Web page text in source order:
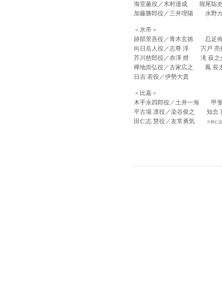
海堂薫役／木村達成 堀尾聡史
加藤勝郎役／三井理陽 水野カ
＜氷帝＞
跡部景吾役／青木玄徳 忍足侑
向日岳人役／志尊 淳 宍戸 亮
芥川慈郎役／赤澤 燈 滝 萩之
樺地崇弘役／古家広之 鳳 長
日吉 若役／伊勢大貴
＜比嘉＞
木手永四郎役／土井一海 甲斐
平古場 凛役／染谷俊之 知念
田仁志 慧役／友常勇気
※田仁